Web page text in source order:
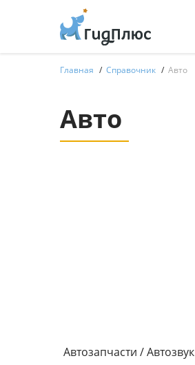
Главная Справочник Авто
Авто
Автозапчасти / Автозвук